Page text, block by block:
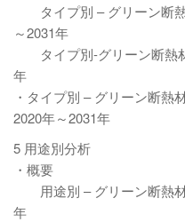
タイプ別 – グリーン断熱
～2031年
タイプ別-グリーン断熱
年
・タイプ別 – グリーン断熱
2020年～2031年
5 用途別分析
・概要
用途別 – グリーン断熱材
年